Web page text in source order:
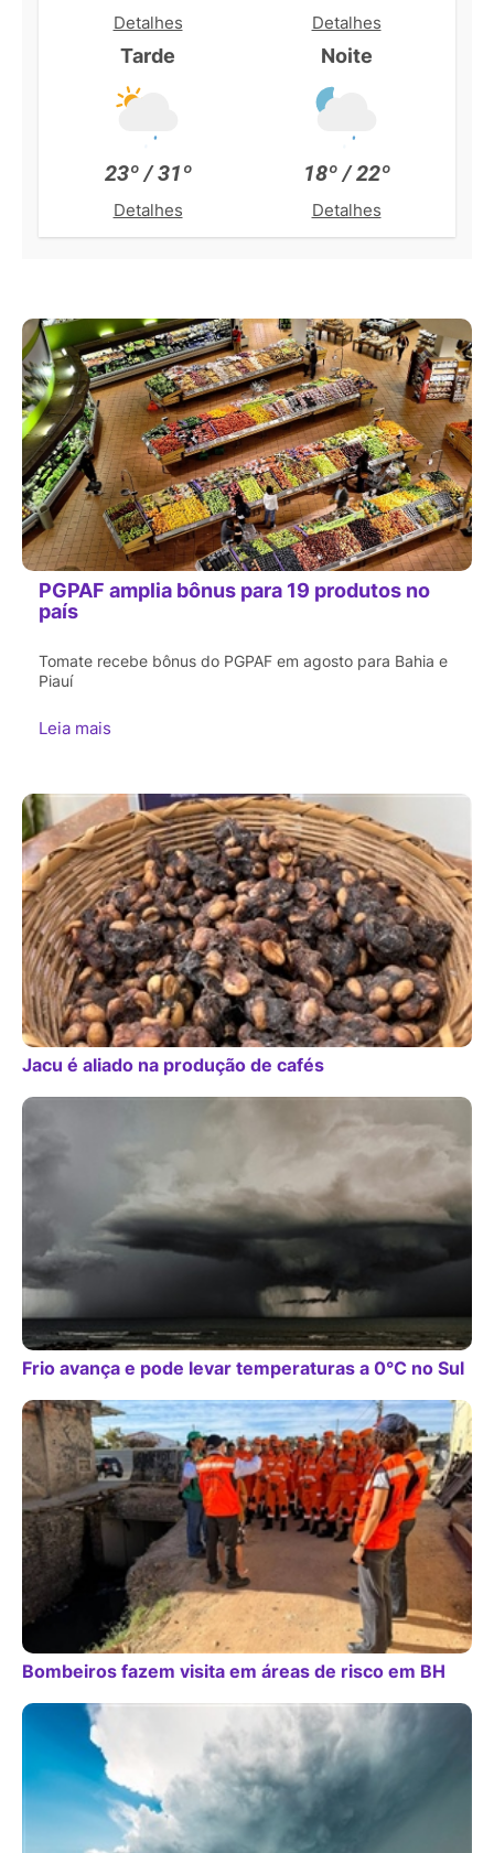
Detalhes Detalhes
Tarde
23º / 31º
Detalhes
Noite
18º / 22º
Detalhes
PGPAF amplia bônus para 19 produtos no
país
Tomate recebe bônus do PGPAF em agosto para Bahia e
Piauí
Leia mais
Jacu é aliado na produção de cafés
Frio avança e pode levar temperaturas a 0°C no Sul
Bombeiros fazem visita em áreas de risco em BH